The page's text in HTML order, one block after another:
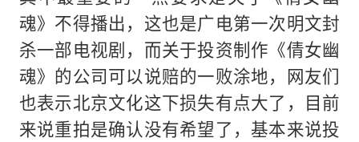
魂》不得播出，这也是广电第一次明文封
杀一部电视剧，而关于投资制作《倩女幽
魂》的公司可以说赔的一败涂地，网友们
也表示北京文化这下损失有点大了，目前
来说重拍是确认没有希望了，基本来说投